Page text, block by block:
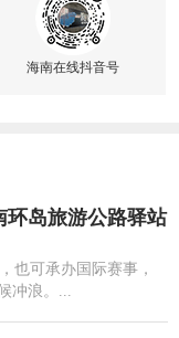
海南在线抖音号
环岛旅游公路驿站
也可承办国际赛事，
冲浪。...